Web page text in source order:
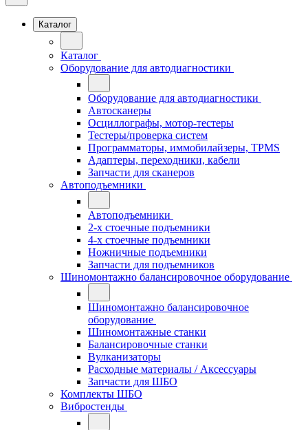
Каталог
Каталог
Оборудование для автодиагностики
Оборудование для автодиагностики
Автосканеры
Осциллографы, мотор-тестеры
Тестеры/проверка систем
Программаторы, иммобилайзеры, TPMS
Адаптеры, переходники, кабели
Запчасти для сканеров
Автоподъемники
Автоподъемники
2-х стоечные подъемники
4-х стоечные подъемники
Ножничные подъемники
Запчасти для подъемников
Шиномонтажно балансировочное оборудование
Шиномонтажно балансировочное
оборудование
Шиномонтажные станки
Балансировочные станки
Вулканизаторы
Расходные материалы / Аксессуары
Запчасти для ШБО
Комплекты ШБО
Вибростенды